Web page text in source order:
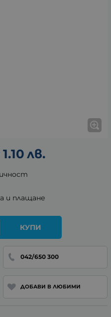
1.10 лв.
и плащане
КУПИ
042/650 300
ДОБАВИ В ЛЮБИМИ